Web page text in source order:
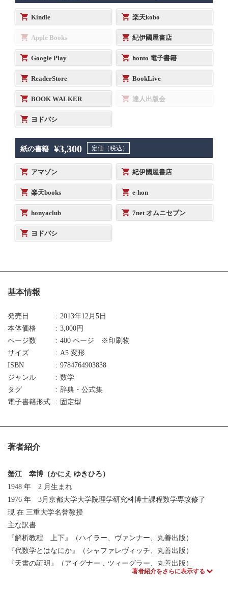
Kindle 楽天kobo
Apple Books 紀伊國屋書店
Google Play honto 電子書籍
ReaderStore BookLive
BOOK WALKER 達人出版会
ヨドバシ
紙の書籍 ¥3,300 定価（税込）
アマゾン 紀伊國屋書店
楽天books e-hon
honyaclub 7net オムニセブン
ヨドバシ
基本情報
発売日
2013年12月5日
本体価格
3,000円
ページ数
400 ページ ※印刷物
サイズ
A5 変形
ISBN
9784764903838
ジャンル
数学
タグ
辞典・公式集
電子書籍形式
固定型
著者紹介
蟹江 幸博（かにえ ゆきひろ）
1948 年 2 月生まれ
1976 年 3月京都大学大学院理学研究科博士課程数学専攻修了
現 在 三重大学名誉教授
主な訳書
『解析教程 上下』（ハイラー、ヴァンナー、丸善出版）
『代数学とはなにか』（シャファレヴィッチ、丸善出版）
『天書の証明』（アイグナー，ツィーグラー、丸善出版）
著者紹介をさらに表示する